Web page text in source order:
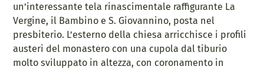
un’interessante tela rinascimentale raffigurante La
Vergine, il Bambino e S. Giovannino, posta nel
presbiterio. L’esterno della chiesa arricchisce i profili
austeri del monastero con una cupola dal tiburio
molto sviluppato in altezza, con coronamento in